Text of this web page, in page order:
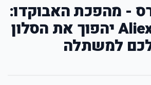
- מהפכת האבוקדו:
איך Aliexpress יהפוך את הסלון
למשתלה